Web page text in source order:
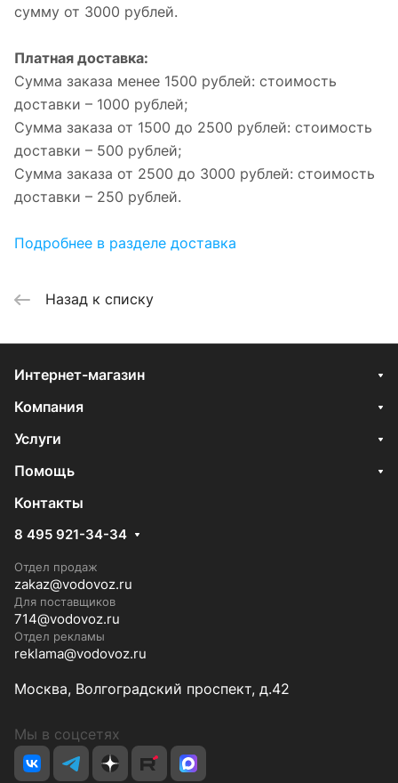
сумму от 3000 рублей.
Платная доставка:
Сумма заказа менее 1500 рублей: стоимость
доставки – 1000 рублей;
Сумма заказа от 1500 до 2500 рублей: стоимость
доставки – 500 рублей;
Сумма заказа от 2500 до 3000 рублей: стоимость
доставки – 250 рублей.
Подробнее в разделе доставка
Назад к списку
Интернет-магазин
Компания
Услуги
Помощь
Контакты
8 495 921-34-34
Отдел продаж
zakaz@vodovoz.ru
Для поставщиков
714@vodovoz.ru
Отдел рекламы
reklama@vodovoz.ru
Москва, Волгоградский проспект, д.42
Мы в соцсетях